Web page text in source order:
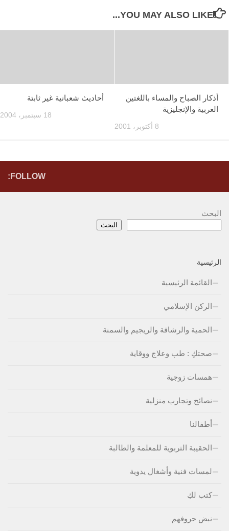
YOU MAY ALSO LIKE...
أحاديث شعبانية غير ثابتة
18 سبتمبر، 2004
أذكار الصباح والمساء باللغتين
العربية والإنجليزية
8 أكتوبر، 2001
FOLLOW:
البحث
البحث
الرئيسية
القائمة الرئيسية
الركن الإسلامي
الحمية والرشاقة والريجيم والسمنة
صحتكِ : طب وعلاج ووقاية
همسات زوجية
نصائح وتجارب منزلية
أطفالنا
الحقيبة التربوية للمعلمة والطالبة
لمسات فنية وأشغال يدوية
كتب لكِ
نبض حروفهم